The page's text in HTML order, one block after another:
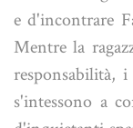
e d'incontrare
Mentre la
responsabilità,
s'intessono a